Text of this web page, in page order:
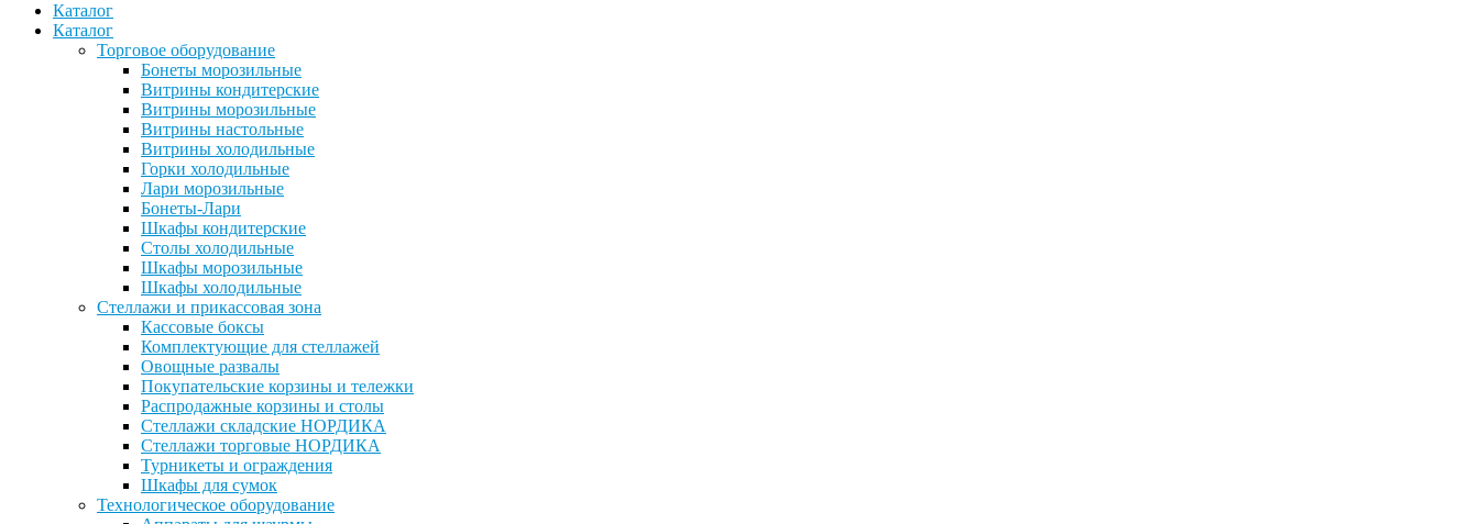
Каталог
Каталог
Торговое оборудование
Бонеты морозильные
Витрины кондитерские
Витрины морозильные
Витрины настольные
Витрины холодильные
Горки холодильные
Лари морозильные
Бонеты-Лари
Шкафы кондитерские
Столы холодильные
Шкафы морозильные
Шкафы холодильные
Стеллажи и прикассовая зона
Кассовые боксы
Комплектующие для стеллажей
Овощные развалы
Покупательские корзины и тележки
Распродажные корзины и столы
Стеллажи складские НОРДИКА
Стеллажи торговые НОРДИКА
Турникеты и ограждения
Шкафы для сумок
Технологическое оборудование